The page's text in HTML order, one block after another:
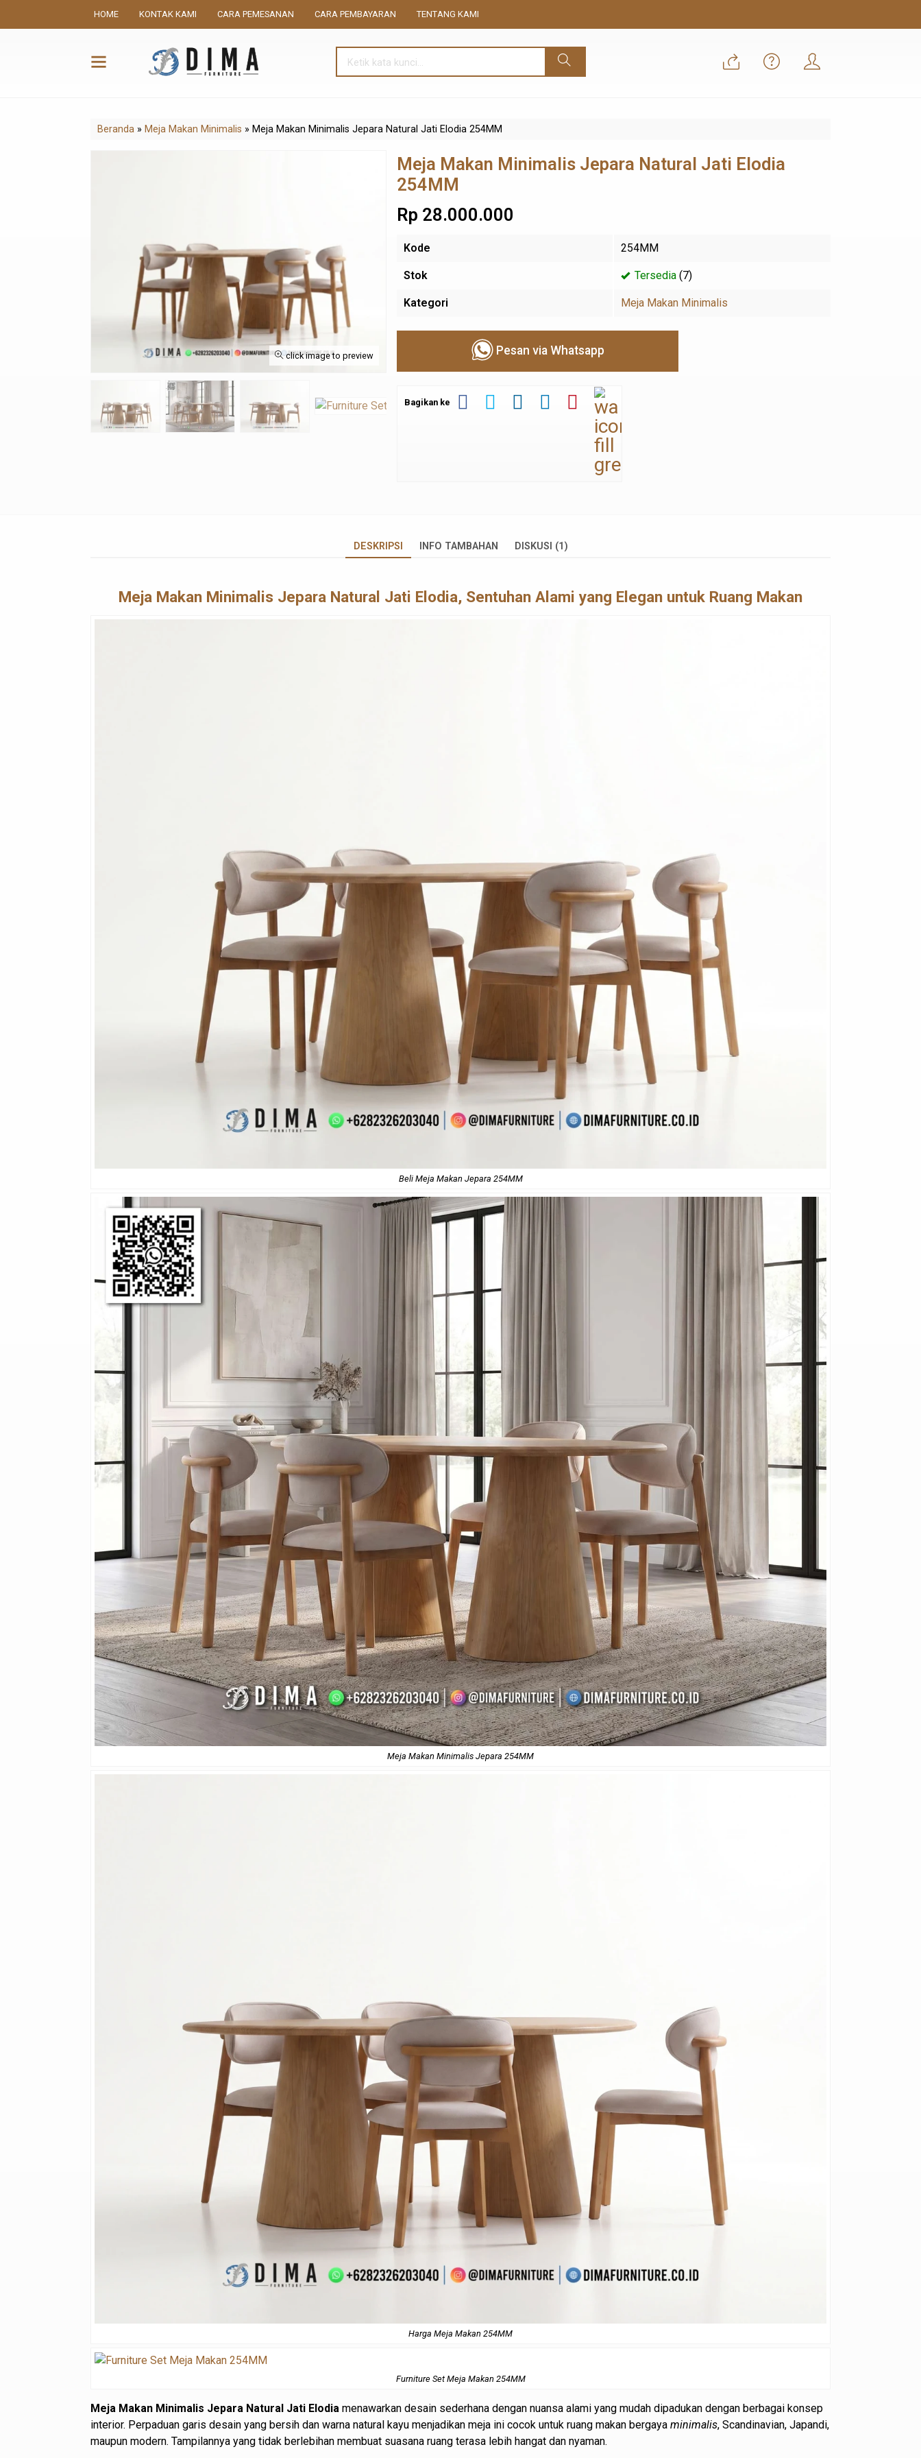
HOME KONTAK KAMI CARA PEMESANAN CARA PEMBAYARAN TENTANG KAMI
Beranda » Meja Makan Minimalis » Meja Makan Minimalis Jepara Natural Jati Elodia 254MM
click image to preview
Meja Makan Minimalis Jepara Natural Jati Elodia
254MM
Rp 28.000.000
Kode 254MM
Stok Tersedia (7)
Kategori Meja Makan Minimalis
Pesan via Whatsapp
Bagikan ke
DESKRIPSI INFO TAMBAHAN DISKUSI (1)
Meja Makan Minimalis Jepara Natural Jati Elodia, Sentuhan Alami yang Elegan untuk Ruang Makan
Beli Meja Makan Jepara 254MM
Meja Makan Minimalis Jepara 254MM
Harga Meja Makan 254MM
Furniture Set Meja Makan 254MM
Meja Makan Minimalis Jepara Natural Jati Elodia menawarkan desain sederhana dengan nuansa alami yang mudah dipadukan dengan berbagai konsep
interior. Perpaduan garis desain yang bersih dan warna natural kayu menjadikan meja ini cocok untuk ruang makan bergaya minimalis, Scandinavian, Japandi,
maupun modern. Tampilannya yang tidak berlebihan membuat suasana ruang terasa lebih hangat dan nyaman.